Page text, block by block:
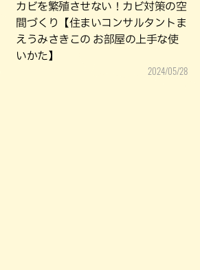
カビを繁殖させない！カビ対策の空
間づくり【住まいコンサルタントま
えうみさきこの お部屋の上手な使
いかた】
2024/05/28